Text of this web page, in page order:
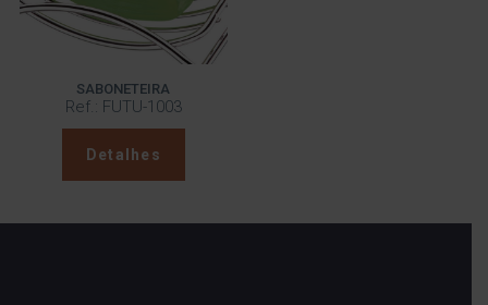
SABONETEIRA
Ref.: FUTU-1003
Detalhes